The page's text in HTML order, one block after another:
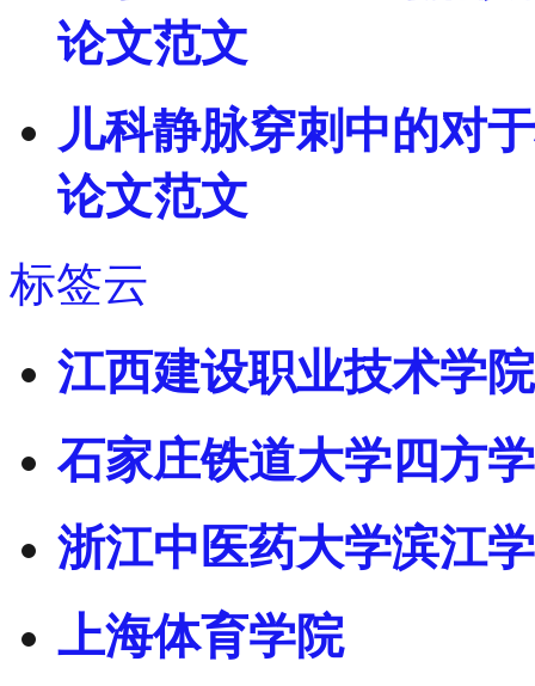
论文范文
儿科静脉穿刺中的对
论文范文
标签云
江西建设职业技术学院
石家庄铁道大学四方
浙江中医药大学滨江
上海体育学院